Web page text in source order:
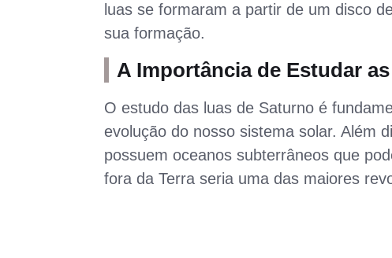
luas se formaram a partir de um disco
sua formação.
A Importância de Estudar
O estudo das luas de Saturno é
evolução do nosso sistema solar. Além
possuem oceanos subterrâneos que
fora da Terra seria uma das maiores